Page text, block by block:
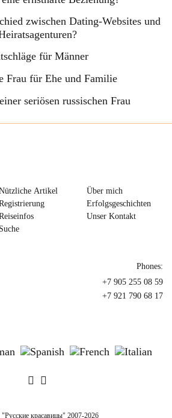
zwischen Dating-Websites und
für Männer
Frau für Ehe und Familie
seriösen russischen Frau
Artikel
Suche
Über mich
Erfolgsgeschichten
Unser Kontakt
Phones:
+7 905 255 08 59
+7 921 790 68 17
красавицы" 2007-2026